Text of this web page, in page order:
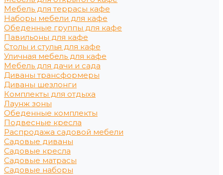
Мебель для террасы кафе
Наборы мебели для кафе
Обеденные группы для кафе
Павильоны для кафе
Столы и стулья для кафе
Уличная мебель для кафе
Мебель для дачи и сада
Диваны трансформеры
Диваны шезлонги
Комплекты для отдыха
Лаунж зоны
Обеденные комплекты
Подвесные кресла
Распродажа садовой мебели
Садовые диваны
Садовые кресла
Садовые матрасы
Садовые наборы